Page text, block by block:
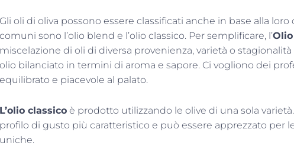
Gli oli di oliva possono essere classificati anche in base alla
comuni sono l’olio blend e l’olio classico. Per semplificare, l’
miscelazione di oli di diversa provenienza, varietà o
olio bilanciato in termini di aroma e sapore. Ci vogliono dei
equilibrato e piacevole al palato.
L’olio classico è prodotto utilizzando le olive di una sola
profilo di gusto più caratteristico e può essere apprezzato per
uniche.